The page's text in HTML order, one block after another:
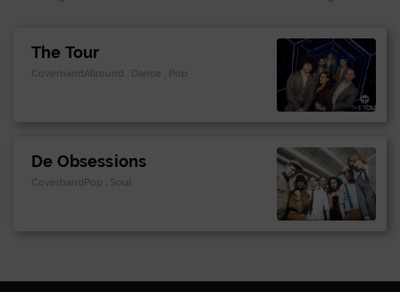
The Tour
CoverbandAllround , Dance , Pop
De Obsessions
CoverbandPop , Soul